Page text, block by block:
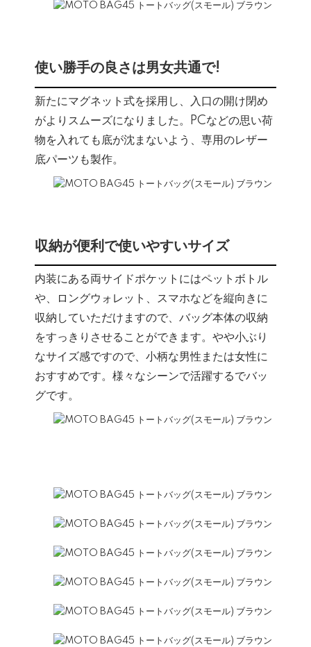
使い勝手の良さは男女共通で!
新たにマグネット式を採用し、入口の開け閉め
がよりスムーズになりました。PCなどの思い荷
物を入れても底が沈まないよう、専用のレザー
底パーツも製作。
収納が便利で使いやすいサイズ
内装にある両サイドポケットにはペットボトル
や、ロングウォレット、スマホなどを縦向きに
収納していただけますので、バッグ本体の収納
をすっきりさせることができます。やや小ぶり
なサイズ感ですので、小柄な男性または女性に
おすすめです。様々なシーンで活躍するでバッ
グです。